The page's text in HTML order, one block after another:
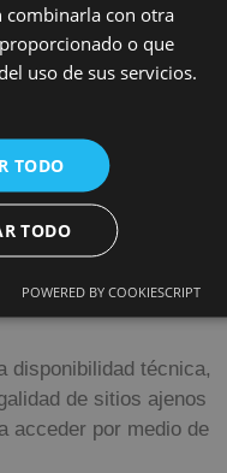
y motores de
objeto facilitar a los
a la información
considerarse una
para la visita de
ofrece ni
terceros los
en dichos sitios
disponibilidad técnica,
de sitios ajenos
acceder por medio de
combinarla con otra
o que
uso de sus servicios.
TODO
TODO
POWERED BY COOKIESCRIPT